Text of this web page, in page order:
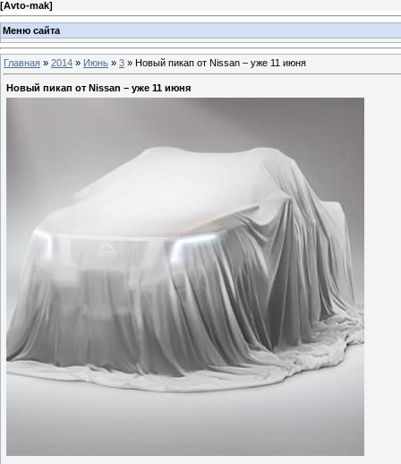
[Avto-mak]
Меню сайта
Главная » 2014 » Июнь » 3 » Новый пикап от Nissan – уже 11 июня
Новый пикап от Nissan – уже 11 июня